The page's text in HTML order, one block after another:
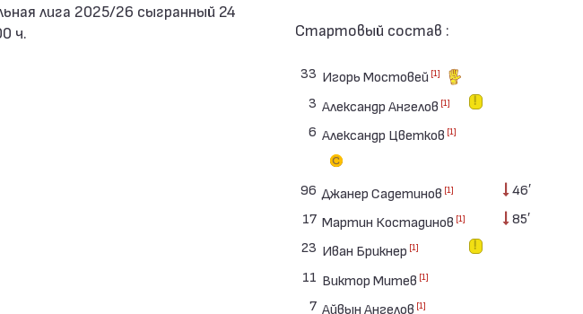
лига 2025/26 сыгранный 24
ч.
Стартовый состав :
33 Игорь Мостовей [1]
3 Александр Ангелов [1]
6 Александр Цветков [1]
96 Джанер Садетинов [1]
46′
17 Мартин Костадинов [1]
85′
23 Иван Брикнер [1]
11 Виктор Митев [1]
7 Айвын Ангелов [1]